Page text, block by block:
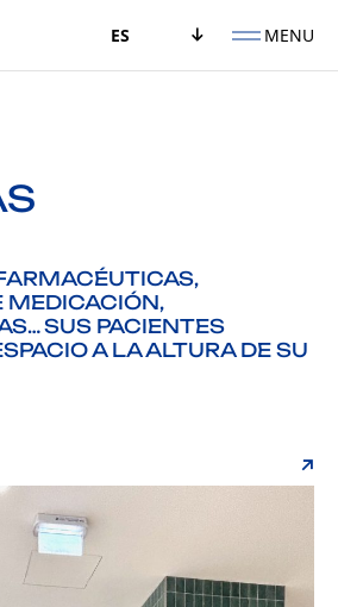
ES MENU
MEDICACIÓN,
SUS PACIENTES
A LA ALTURA DE SU